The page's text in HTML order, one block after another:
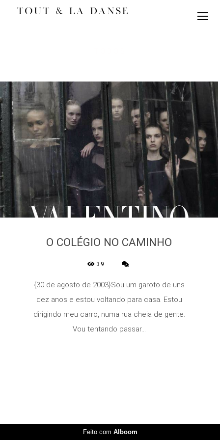
O COLÉGIO NO CAMINHO
39
{30 de agosto de 2003}Sou um garoto de uns
dez anos e estou voltando para casa. Estou
dirigindo meu carro, numa rua cheia de gente.
Vou tentando passar...
Feito com Alboom